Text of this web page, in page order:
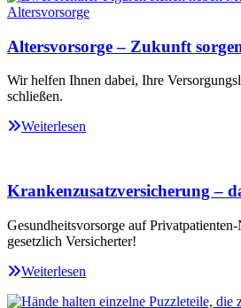
Altersvorsorge – Zukunft
Wir helfen Ihnen dabei, Ihre
schließen.
Weiterlesen
Krankenzusatzversicherung –
Gesundheitsvorsorge auf
gesetzlich Versicherter!
Weiterlesen